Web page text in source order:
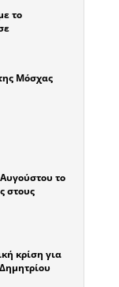
το
Μόσχας
το
στους
κρίση για